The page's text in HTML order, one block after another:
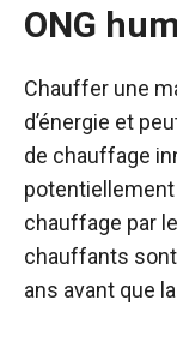
ONG
Chauffer une
d’énergie et
de chauffage
chauffage par
chauffants
ans avant que